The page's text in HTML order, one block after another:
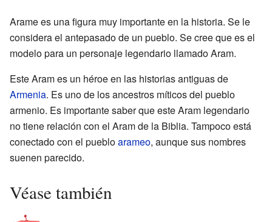
Arame es una figura muy importante en la historia. Se le
considera el antepasado de un pueblo. Se cree que es el
modelo para un personaje legendario llamado Aram.
Este Aram es un héroe en las historias antiguas de
Armenia. Es uno de los ancestros míticos del pueblo
armenio. Es importante saber que este Aram legendario
no tiene relación con el Aram de la Biblia. Tampoco está
conectado con el puebloarameo, aunque sus nombres
suenen parecido.
Véase también